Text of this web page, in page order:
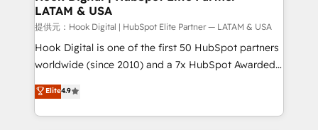
Outbound Marketing - HubSpot CMS Website
Design & Development We empower our clients to
reach their full potential by providing transparent,
relationship-driven support. With over 300 HubSpot
technical know-how and strategic guidance you
need to succeed.
LATAM & USA
提供元：Hook Digital | HubSpot Elite Partner — LATAM & USA
Hook Digital is one of the first 50 HubSpot partners
worldwide (since 2010) and a 7x HubSpot Awarded
Elite Partner. With 500+ projects across the U.S.,
Brazil, and LATAM, we combine global expertise with
regional experience. Today, we are Brazil’s largest
Elite4.9